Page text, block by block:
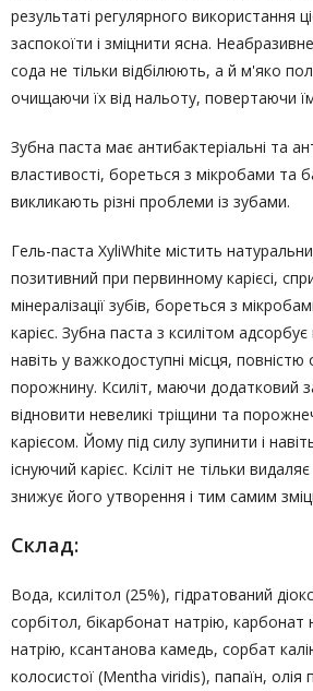
результаті регулярного використання
заспокоїти і зміцнити ясна.
сода не тільки відбілюють, а й м'яко
очищаючи їх від нальоту, повертаючи
Зубна паста має антибактеріальні та
властивості, бореться з мікробами та
викликають різні проблеми із зубами.
Гель-паста XyliWhite містить
позитивний при первинному карієсі,
мінералізації зубів, бореться з
карієс. Зубна паста з ксилітом
навіть у важкодоступні місця,
порожнину. Ксиліт, маючи додатковий
відновити невеликі тріщини та
карієсом. Йому під силу зупинити і
існуючий карієс. Ксіліт не тільки
знижує його утворення і тим самим
Склад:
Вода, ксилітол (25%), гідратований
сорбітол, бікарбонат натрію, карбонат
натрію, ксантанова камедь, сорбат
колосистої (Mentha viridis), папаїн,